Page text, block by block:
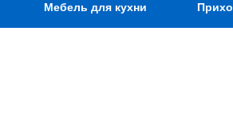
Мебель для кухни